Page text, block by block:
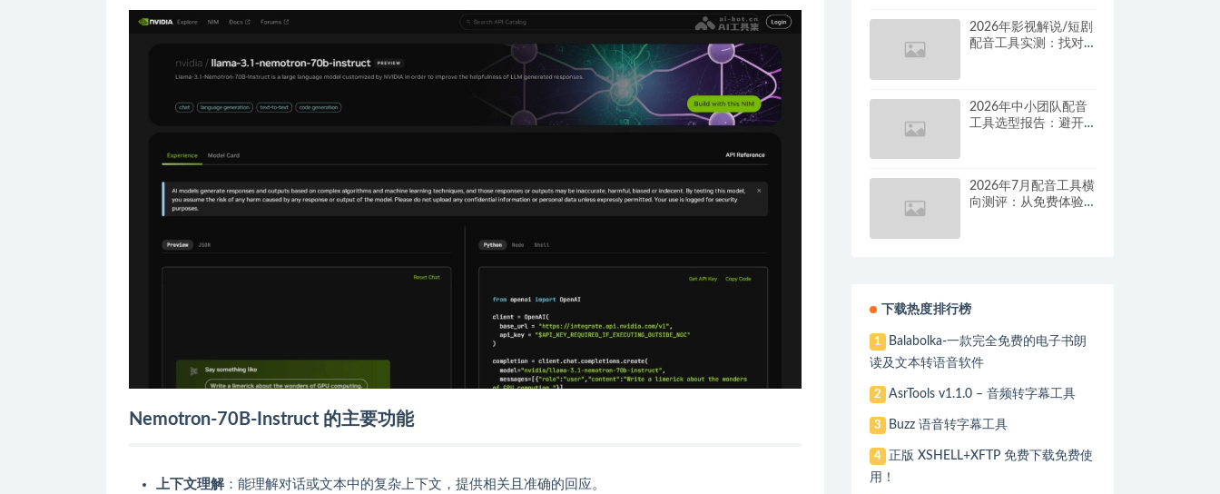
Nemotron-70B-Instruct 的主要功能
上下文理解：能理解对话或文本中的复杂上下文，提供相关且准确的回应。
2026年影视解说/短剧
配音工具实测：找对
2026年中小团队配音
工具选型报告：避开
2026年7月配音工具横
向测评：从免费体验
下载热度排行榜
1
Balabolka-一款完全免费的电子书朗
读及文本转语音软件
2 AsrTools v1.1.0 – 音频转字幕工具
3 Buzz 语音转字幕工具
4
正版 XSHELL+XFTP 免费下载免费使
用！